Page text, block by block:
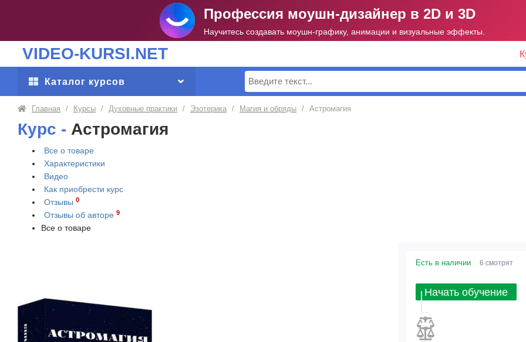
Профессия моушн-дизайнер в 2D и 3D
Научитесь создавать моушн-графику, анимации и визуальные эффекты.
VIDEO-KURSI.NET
Каталог курсов Поиск
Главная / Курсы / Духовные практики / Эзотерика / Магия и обряды / Астромагия
Курс - Астромагия
Все о товаре
Характеристики
Видео
Как приобрести курс
Отзывы 0
Отзывы об авторе 9
Все о товаре
Есть в наличии 6 смотрят
Начать обучение